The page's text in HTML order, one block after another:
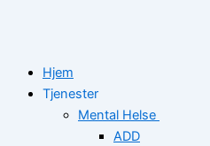
Hjem
Tjenester
Mental Helse
ADD